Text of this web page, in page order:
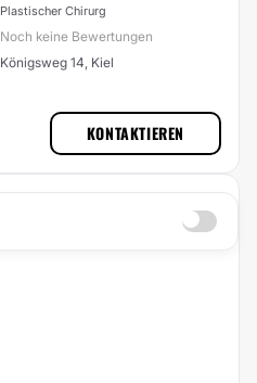
Plastischer Chirurg
Noch keine Bewertungen
Königsweg 14, Kiel
KONTAKTIEREN